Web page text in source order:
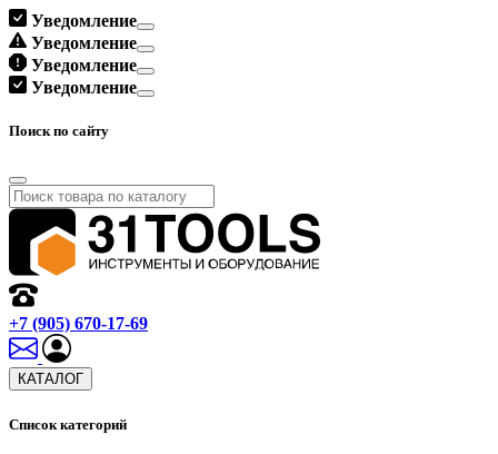
Уведомление
Уведомление
Уведомление
Уведомление
Поиск по сайту
+7 (905) 670-17-69
КАТАЛОГ
Список категорий